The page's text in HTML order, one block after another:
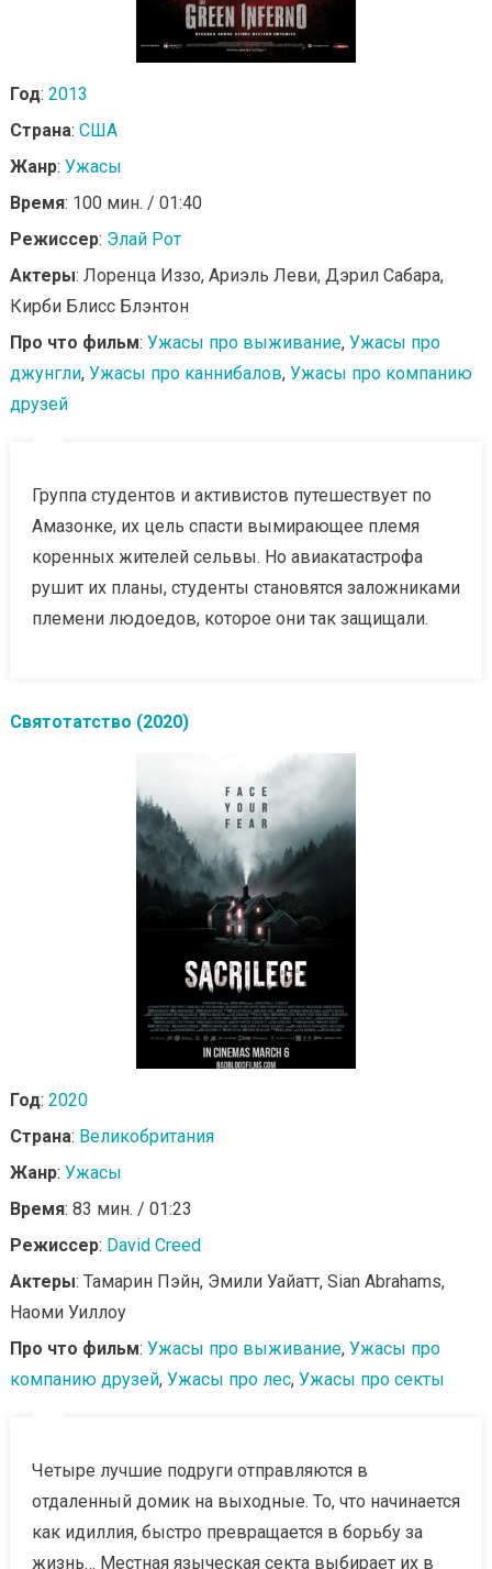
Год: 2013
Страна: США
Жанр: Ужасы
Время: 100 мин. / 01:40
Режиссер: Элай Рот
Актеры: Лоренца Иззо, Ариэль Леви, Дэрил Сабара,
Кирби Блисс Блэнтон
Про что фильм: Ужасы про выживание, Ужасы про
джунгли, Ужасы про каннибалов, Ужасы про компанию
друзей
Группа студентов и активистов путешествует по
Амазонке, их цель спасти вымирающее племя
коренных жителей сельвы. Но авиакатастрофа
рушит их планы, студенты становятся заложниками
племени людоедов, которое они так защищали.
Святотатство (2020)
Год: 2020
Страна: Великобритания
Жанр: Ужасы
Время: 83 мин. / 01:23
Режиссер: David Creed
Актеры: Тамарин Пэйн, Эмили Уайатт, Sian Abrahams,
Наоми Уиллоу
Про что фильм: Ужасы про выживание, Ужасы про
компанию друзей, Ужасы про лес, Ужасы про секты
Четыре лучшие подруги отправляются в
отдаленный домик на выходные. То, что начинается
как идиллия, быстро превращается в борьбу за
жизнь… Местная языческая секта выбирает их в